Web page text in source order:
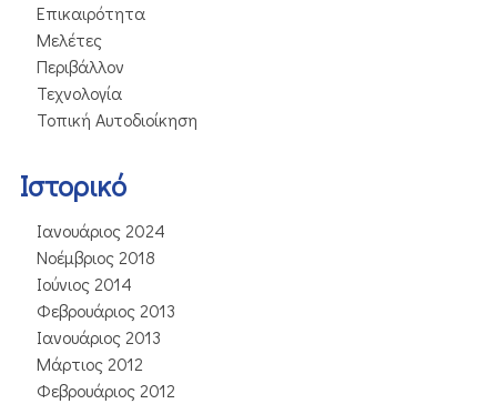
Επικαιρότητα
Μελέτες
Περιβάλλον
Τεχνολογία
Τοπική Αυτοδιοίκηση
Ιστορικό
Ιανουάριος 2024
Νοέμβριος 2018
Ιούνιος 2014
Φεβρουάριος 2013
Ιανουάριος 2013
Μάρτιος 2012
Φεβρουάριος 2012